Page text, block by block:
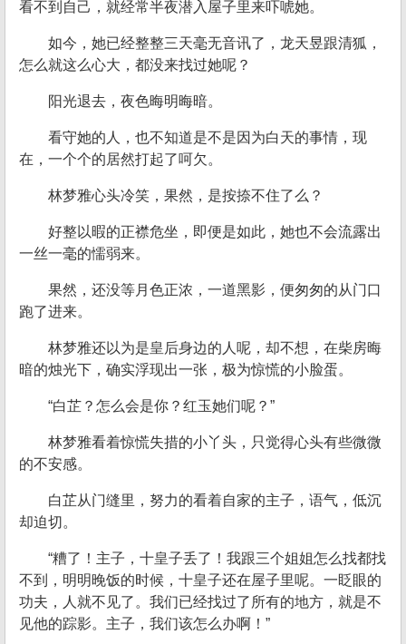
看不到自己，就经常半夜潜入屋子里来吓唬她。
如今，她已经整整三天毫无音讯了，龙天昱跟清狐，
怎么就这么心大，都没来找过她呢？
阳光退去，夜色晦明晦暗。
看守她的人，也不知道是不是因为白天的事情，现
在，一个个的居然打起了呵欠。
林梦雅心头冷笑，果然，是按捺不住了么？
好整以暇的正襟危坐，即便是如此，她也不会流露出
一丝一毫的懦弱来。
果然，还没等月色正浓，一道黑影，便匆匆的从门口
跑了进来。
林梦雅还以为是皇后身边的人呢，却不想，在柴房晦
暗的烛光下，确实浮现出一张，极为惊慌的小脸蛋。
“白芷？怎么会是你？红玉她们呢？”
林梦雅看着惊慌失措的小丫头，只觉得心头有些微微
的不安感。
白芷从门缝里，努力的看着自家的主子，语气，低沉
却迫切。
“糟了！主子，十皇子丢了！我跟三个姐姐怎么找都找
不到，明明晚饭的时候，十皇子还在屋子里呢。一眨眼的
功夫，人就不见了。我们已经找过了所有的地方，就是不
见他的踪影。主子，我们该怎么办啊！”